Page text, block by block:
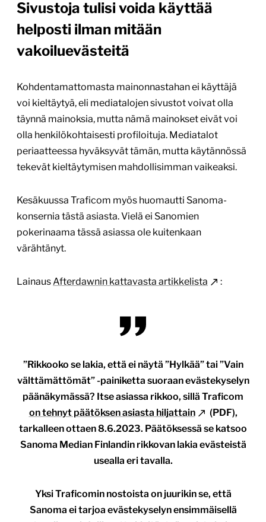
Sivustoja tulisi voida käyttää
helposti ilman mitään
vakoiluevästeitä
Kohdentamattomasta mainonnastahan ei käyttäjä
voi kieltäytyä, eli mediatalojen sivustot voivat olla
täynnä mainoksia, mutta nämä mainokset eivät voi
olla henkilökohtaisesti profiloituja. Mediatalot
periaatteessa hyväksyvät tämän, mutta käytännössä
tekevät kieltäytymisen mahdollisimman vaikeaksi.
Kesäkuussa Traficom myös huomautti Sanoma-
konsernia tästä asiasta. Vielä ei Sanomien
pokerinaama tässä asiassa ole kuitenkaan
värähtänyt.
Lainaus Afterdawnin kattavasta artikkelista :
”Rikkooko se lakia, että ei näytä ”Hylkää” tai ”Vain
välttämättömät” -painiketta suoraan evästekyselyn
päänäkymässä? Itse asiassa rikkoo, sillä Traficom
on tehnyt päätöksen asiasta hiljattain
(PDF),
tarkalleen ottaen 8.6.2023. Päätöksessä se katsoo
Sanoma Median Finlandinrikkovan lakia evästeistä
usealla eri tavalla.
Yksi Traficomin nostoista on juurikin se, että
Sanoma ei tarjoa evästekyselyn ensimmäisellä